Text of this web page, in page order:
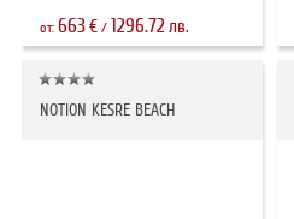
от: 663€/ 1296.72лв.
NOTION KESRE BEACH